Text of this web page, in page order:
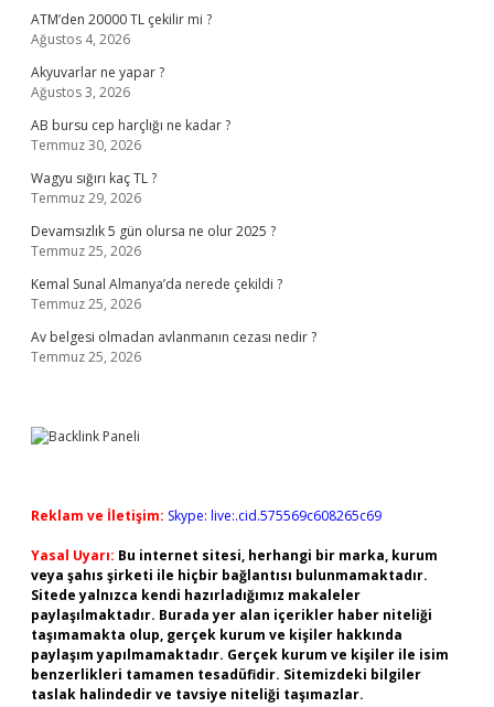
ATM’den 20000 TL çekilir mi ?
Ağustos 4, 2026
Akyuvarlar ne yapar ?
Ağustos 3, 2026
AB bursu cep harçlığı ne kadar ?
Temmuz 30, 2026
Wagyu sığırı kaç TL ?
Temmuz 29, 2026
Devamsızlık 5 gün olursa ne olur 2025 ?
Temmuz 25, 2026
Kemal Sunal Almanya’da nerede çekildi ?
Temmuz 25, 2026
Av belgesi olmadan avlanmanın cezası nedir ?
Temmuz 25, 2026
Reklam ve İletişim: Skype: live:.cid.575569c608265c69
Yasal Uyarı: Bu internet sitesi, herhangi bir marka, kurum
veya şahıs şirketi ile hiçbir bağlantısı bulunmamaktadır.
Sitede yalnızca kendi hazırladığımız makaleler
paylaşılmaktadır. Burada yer alan içerikler haber niteliği
taşımamakta olup, gerçek kurum ve kişiler hakkında
paylaşım yapılmamaktadır. Gerçek kurum ve kişiler ile isim
benzerlikleri tamamen tesadüfidir. Sitemizdeki bilgiler
taslak halindedir ve tavsiye niteliği taşımazlar.